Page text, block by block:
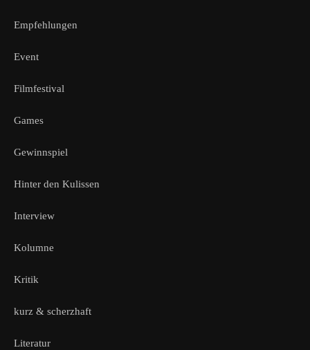
Empfehlungen
Event
Filmfestival
Games
Gewinnspiel
Hinter den Kulissen
Interview
Kolumne
Kritik
kurz & scherzhaft
Literatur